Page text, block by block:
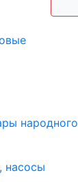
насосы